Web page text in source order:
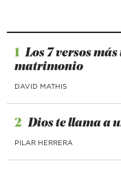
1 Los 7 versos
matrimonio
DAVID MATHIS
2 Dios te llama a
PILAR HERRERA